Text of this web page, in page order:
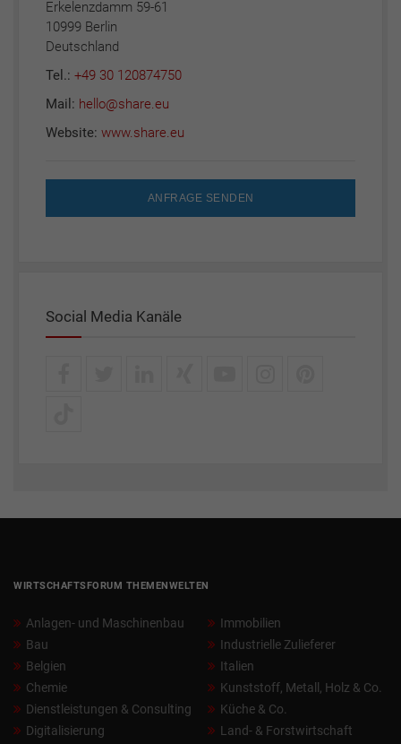
Erkelenzdamm 59-61
10999 Berlin
Deutschland
Tel.: +49 30 120874750
Mail: hello@share.eu
Website: www.share.eu
ANFRAGE SENDEN
Social Media Kanäle
WIRTSCHAFTSFORUM THEMENWELTEN
Anlagen- und Maschinenbau
Bau
Belgien
Chemie
Dienstleistungen & Consulting
Digitalisierung
Immobilien
Industrielle Zulieferer
Italien
Kunststoff, Metall, Holz & Co.
Küche & Co.
Land- & Forstwirtschaft